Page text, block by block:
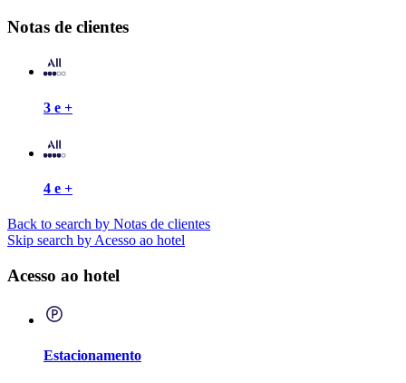
Notas de clientes
3 e +
4 e +
Back to search by Notas de clientes
Skip search by Acesso ao hotel
Acesso ao hotel
Estacionamento